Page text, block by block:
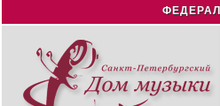
Jump to